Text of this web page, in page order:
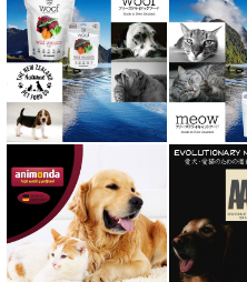
ファープラスト 歯みがきガム
フィッシュ4 ペットフード正規品
フィールドエイト
フォルツァ10 FORZA10
プライムケイズ さかい企画
ブリスミックス BLISMIX